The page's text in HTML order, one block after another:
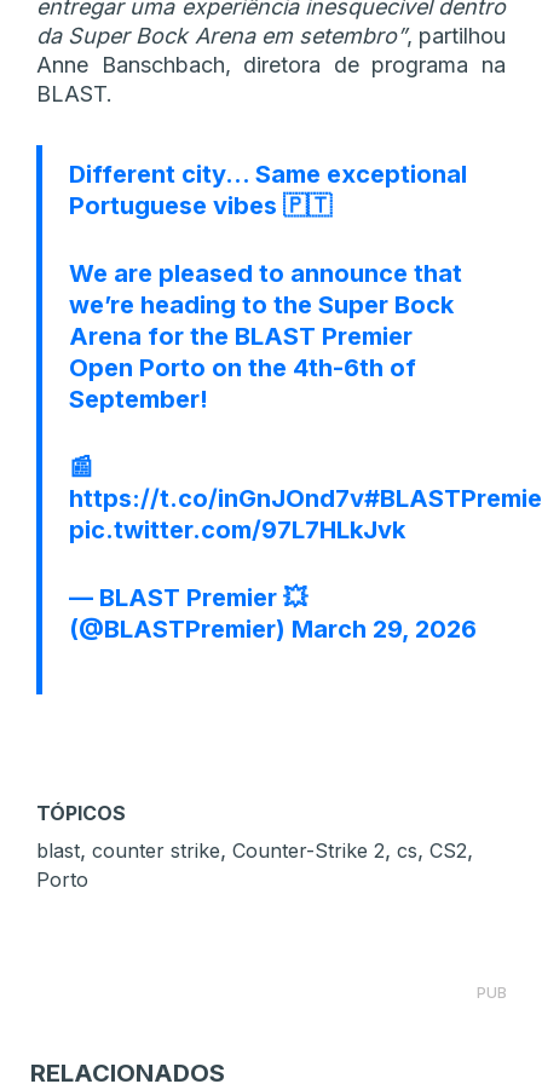
entregar uma experiência inesquecível dentro
da Super Bock Arena em setembro”, partilhou
Anne Banschbach, diretora de programa na
BLAST.
Different city… Same exceptional
Portuguese vibes 🇵🇹
We are pleased to announce that
we’re heading to the Super Bock
Arena for the BLAST Premier
Open Porto on the 4th-6th of
September!
📰
https://t.co/inGnJOnd7v
pic.twitter.com/97L7HLkJvk
— BLAST Premier 💥
(@BLASTPremier) March 29, 2026
TÓPICOS
blast, counter strike, Counter-Strike 2, cs, CS2,
Porto
PUB
RELACIONADOS